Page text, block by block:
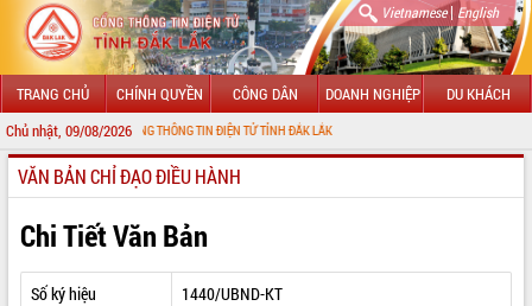
Vietnamese| English
TRANG CHỦ CHÍNH QUYỀN CÔNG DÂN DOANH NGHIỆP DU KHÁCH
Chủ nhật, 09/08/2026
ĐẾN VỚI CỔNG THÔNG TIN ĐIỆN TỬ TỈNH ĐẮK LẮK
GIỚI THIỆU
LÃNH ĐẠO UBND TỈNH
TIN TỨC SỰ KIỆN
VĂN BẢN CHỈ ĐẠO ĐIỀU HÀNH
Chi Tiết Văn Bản
Số ký hiệu
1440/UBND-KT